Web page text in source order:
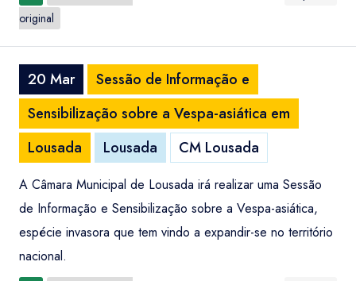
original
20 Mar
Sessão de Informação e
Sensibilização sobre a Vespa-asiática em
Lousada
Lousada CM Lousada
A Câmara Municipal de Lousada irá realizar uma Sessão
de Informação e Sensibilização sobre a Vespa-asiática,
espécie invasora que tem vindo a expandir-se no território
nacional.